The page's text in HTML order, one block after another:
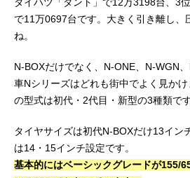
で11万0697台です。大きく引き離し、
ね。
N-BOXだけでなく、N-ONE、N-WGN
車Nシリーズはどれも街中でよく見か
の型式は初代・2代目・新型の3種類です
タイヤサイズは初代N-BOXだけ13イン
は14・15インチ設定です。
基本的にはベーシックグレードが155/